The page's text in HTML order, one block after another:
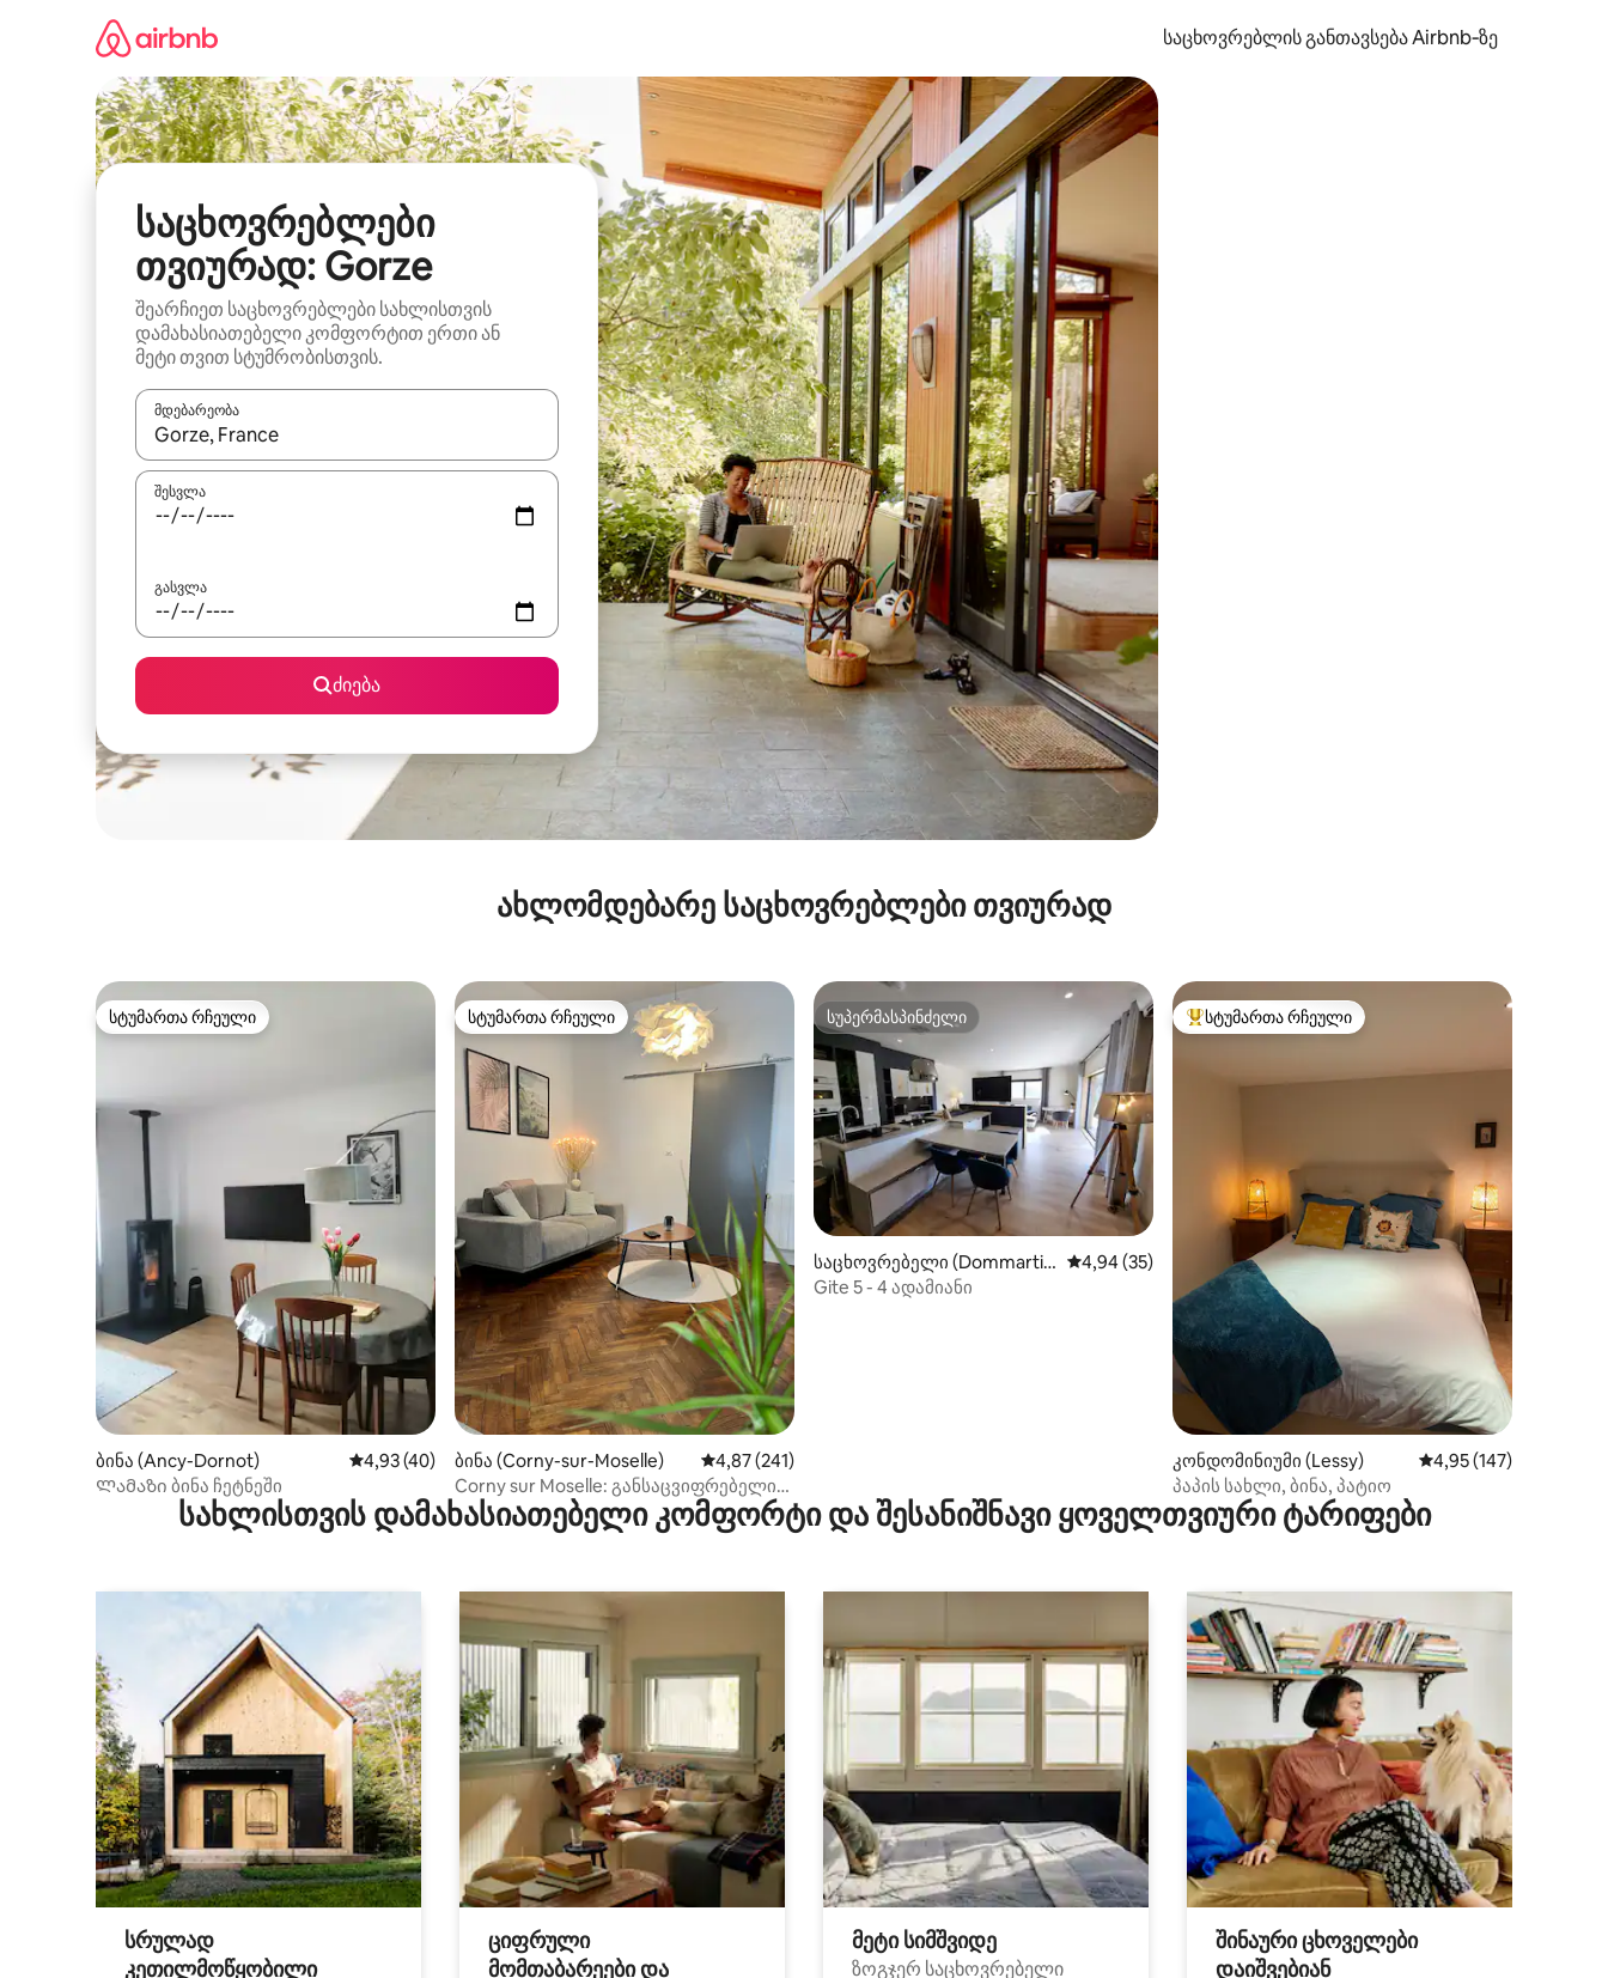
საცხოვრებლის განთავსება Airbnb‑ზე
საცხოვრებლები
თვიურად: Gorze
შეარჩიეთ საცხოვრებლები სახლისთვის
დამახასიათებელი კომფორტით ერთი ან
მეტი თვით სტუმრობისთვის.
მდებარეობა
როცა შედეგები ხელმისაწვდომი გახდება, ნავიგაციისთვის გამოიყენეთ კლავიშები ზემოთ/ქვემოთ მიმართული ისრებით ან შეხებისა თუ თითის გასმის ჟესტები.
შესვლა
გასვლა
ძიება
ახლომდებარე საცხოვრებლები თვიურად
სტუმართა რჩეული
სტუმართა რჩეული
ბინა (Ancy-Dornot) საშუალო შეფასებაა 5‑დან 4,93, 40 მიმოხილვა
4,93 (40)
Ლამაზი ბინა ჩეტნეში
სტუმართა რჩეული
სტუმართა რჩეული
ბინა (Corny-sur-Moselle) საშუალო შეფასებაა 5‑დან 4,87, 241 მიმოხილვა
4,87 (241)
Corny sur Moselle: განსაცვიფრებელი
ბინა
სუპერმასპინძელი
სუპერმასპინძელი
საცხოვრებელი (Dommartin
-la-Chaussée)
საშუალო შეფასებაა 5‑დან 4,94, 35 მიმოხილვა
4,94 (35)
Gite 5 - 4 ადამიანი
სტუმართა რჩეული მოწინავე ვარიანტი
სტუმართა რჩეული
კონდომინიუმი (Lessy) საშუალო შეფასებაა
4,95 (147)
პაპის სახლი, ბინა, პატიო
სახლისთვის დამახასიათებელი კომფორტი და შესანიშნავი ყოველთვიური ტარიფები
სრულად
კეთილმოწყობილი
ციფრული
მომთაბარეები და
მეტი სიმშვიდე
ზოგჯერ საცხოვრებელი
შინაური ცხოველები
დაიშვებიან